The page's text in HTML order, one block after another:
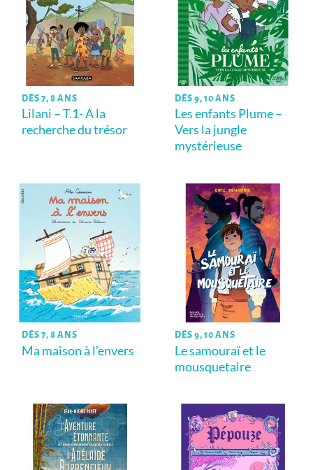
DÈS 7, 8 ANS
Lilani – T.1- A la
recherche du trésor
DÈS 9, 10 ANS
Les enfants Plume –
Vers la jungle
mystérieuse
DÈS 7, 8 ANS
Ma maison à l’envers
DÈS 9, 10 ANS
Le samouraï et le
mousquetaire